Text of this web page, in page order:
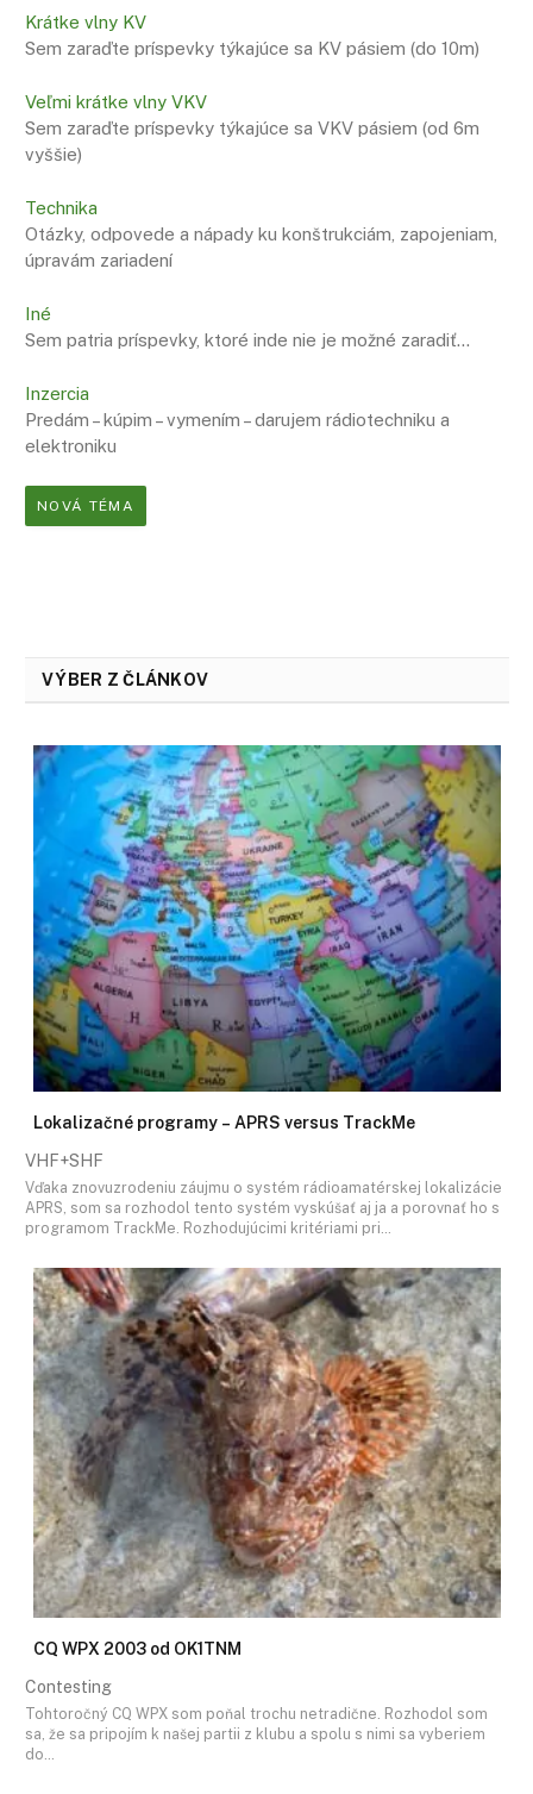
Krátke vlny KV
Sem zaraďte príspevky týkajúce sa KV pásiem (do 10m)
Veľmi krátke vlny VKV
Sem zaraďte príspevky týkajúce sa VKV pásiem (od 6m
vyššie)
Technika
Otázky, odpovede a nápady ku konštrukciám, zapojeniam,
úpravám zariadení
Iné
Sem patria príspevky, ktoré inde nie je možné zaradiť…
Inzercia
Predám – kúpim – vymením – darujem rádiotechniku a
elektroniku
NOVÁ TÉMA
VÝBER Z ČLÁNKOV
Lokalizačné programy – APRS versus TrackMe
VHF+SHF
Vďaka znovuzrodeniu záujmu o systém rádioamatérskej lokalizácie
APRS, som sa rozhodol tento systém vyskúšať aj ja a porovnať ho s
programom TrackMe. Rozhodujúcimi kritériami pri…
CQ WPX 2003 od OK1TNM
Contesting
Tohtoročný CQ WPX som poňal trochu netradične. Rozhodol som
sa, že sa pripojím k našej partii z klubu a spolu s nimi sa vyberiem
do…